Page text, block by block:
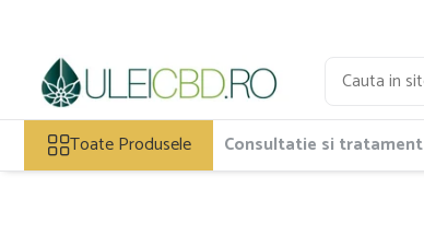
Toate Produsele
Ulei CBD
Capsule CBD
Ulei Ozonat cu CBD
Toate Produsele Consultatie si tratament